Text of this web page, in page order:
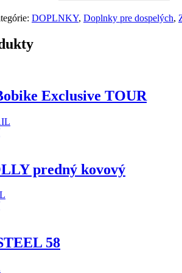
DOPLNKY, Doplnky pre dospelých,
Exclusive TOUR
predný kovový
58